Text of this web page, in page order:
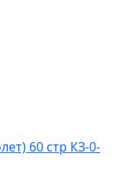
60 стр КЗ-0-